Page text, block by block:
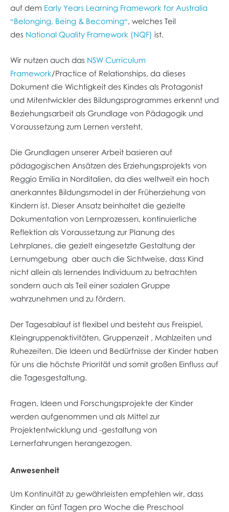
auf dem Early Years Learning Framework for Australia
“Belonging, Being & Becoming“, welches Teil
des National Quality Framework (NQF) ist.
Wir nutzen auch das NSW Curriculum
Framework/Practice of Relationships, da dieses
Dokument die Wichtigkeit des Kindes als Protagonist
und Mitentwickler des Bildungsprogrammes erkennt und
Beziehungsarbeit als Grundlage von Pädagogik und
Voraussetzung zum Lernen versteht.
Die Grundlagen unserer Arbeit basieren auf
pädagogischen Ansätzen des Erziehungsprojekts von
Reggio Emilia in Norditalien, da dies weltweit ein hoch
anerkanntes Bildungsmodel in der Früherziehung von
Kindern ist. Dieser Ansatz beinhaltet die gezielte
Dokumentation von Lernprozessen, kontinuierliche
Reflektion als Voraussetzung zur Planung des
Lehrplanes, die gezielt eingesetzte Gestaltung der
Lernumgebung aber auch die Sichtweise, dass Kind
nicht allein als lernendes Individuum zu betrachten
sondern auch als Teil einer sozialen Gruppe
wahrzunehmen und zu fördern.
Der Tagesablauf ist flexibel und besteht aus Freispiel,
Kleingruppenaktivitäten, Gruppenzeit , Mahlzeiten und
Ruhezeiten. Die Ideen und Bedürfnisse der Kinder haben
für uns die höchste Priorität und somit großen Einfluss auf
die Tagesgestaltung.
Fragen, Ideen und Forschungsprojekte der Kinder
werden aufgenommen und als Mittel zur
Projektentwicklung und -gestaltung von
Lernerfahrungen herangezogen.
Anwesenheit
Um Kontinuität zu gewährleisten empfehlen wir, dass
Kinder an fünf Tagen pro Woche die Preschool